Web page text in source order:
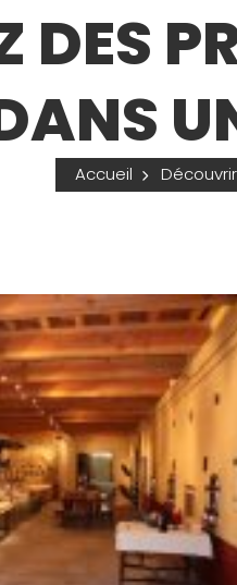
DES
Accueil Découvrir